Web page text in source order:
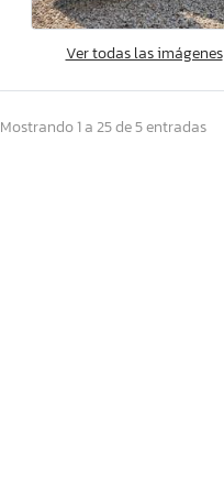
Ver todas las imágenes
Mostrando 1 a 25 de 5 entradas